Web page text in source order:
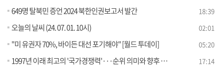
649명 탈북민 증언 2024 북한인권보고서 발간 18:39
오늘의 날씨 (24. 07. 01. 10시) 02:01
"미 유권자 70%, 바이든 대선 포기해야" [월드 투데이] 05:20
1997년 이래 최고의 '국가경쟁력'···순위 의미와 향후 과제는? 17:14